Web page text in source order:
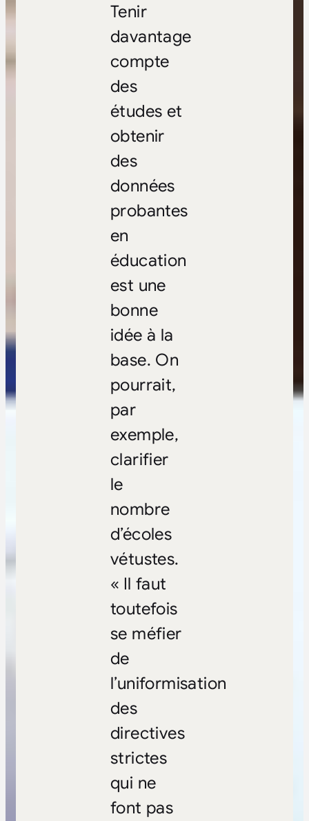
Tenir
davantage
compte
des
études et
obtenir
des
données
probantes
en
éducation
est une
bonne
idée à la
base. On
pourrait,
par
exemple,
clarifier
le
nombre
d’écoles
vétustes.
« Il faut
toutefois
se méfier
de
l’uniformisation
des
directives
strictes
qui ne
font pas